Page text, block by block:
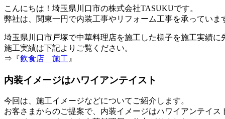
こんにちは！埼玉県川口市の株式会社TASUKUです。
弊社は、関東一円で内装工事やリフォーム工事を承っていま
埼玉県川口市戸塚で中華料理店を施工した様子を施工実績に
施工実績は下記よりご覧ください。
⇒『飲食店 施工 』
内装イメージはハワイアンテイスト
今回は、施工イメージなどについてご紹介します。
お客さまからのご提案で、内装イメージはハワイアンテイス